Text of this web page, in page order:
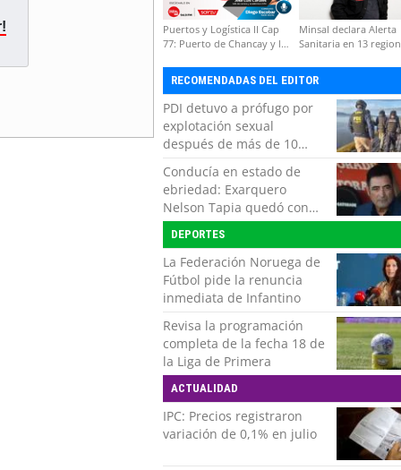
Puertos y Logística II Cap
77: Puerto de Chancay y la
Minsal declara Alerta
Sanitaria en 13
RECOMENDADAS DEL EDITOR
PDI detuvo a prófugo por
explotación sexual
después de más de 10
horas de navegación en la
zona austral
Conducía en estado de
ebriedad: Exarquero
Nelson Tapia quedó con
lesiones graves tras
accidente vehicular
DEPORTES
La Federación Noruega de
Fútbol pide la renuncia
inmediata de Infantino
Revisa la programación
completa de la fecha 18 de
la Liga de Primera
ACTUALIDAD
IPC: Precios registraron
variación de 0,1% en julio